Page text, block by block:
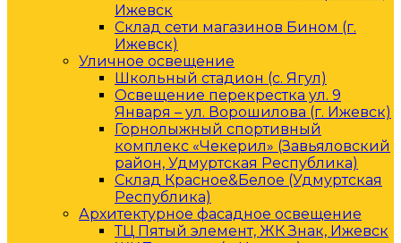
Ижевск
Склад сети магазинов Бином (г.
Ижевск)
Уличное освещение
Школьный стадион (с. Ягул)
Освещение перекрестка ул. 9
Января – ул. Ворошилова (г. Ижевск)
Горнолыжный спортивный
комплекс «Чекерил» (Завьяловский
район, Удмуртская Республика)
Склад Красное&Белое (Удмуртская
Республика)
Архитектурное фасадное освещение
ТЦ Пятый элемент, ЖК Знак, Ижевск